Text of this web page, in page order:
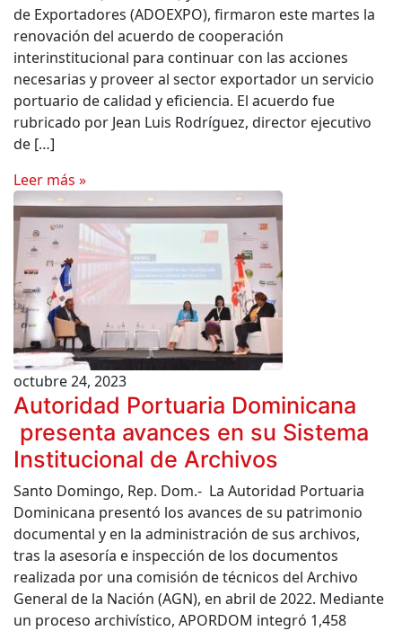
de Exportadores (ADOEXPO), firmaron este martes la
renovación del acuerdo de cooperación
interinstitucional para continuar con las acciones
necesarias y proveer al sector exportador un servicio
portuario de calidad y eficiencia. El acuerdo fue
rubricado por Jean Luis Rodríguez, director ejecutivo
de […]
Leer más »
octubre 24, 2023
Autoridad Portuaria Dominicana
presenta avances en su Sistema
Institucional de Archivos
Santo Domingo, Rep. Dom.- La Autoridad Portuaria
Dominicana presentó los avances de su patrimonio
documental y en la administración de sus archivos,
tras la asesoría e inspección de los documentos
realizada por una comisión de técnicos del Archivo
General de la Nación (AGN), en abril de 2022. Mediante
un proceso archivístico, APORDOM integró 1,458